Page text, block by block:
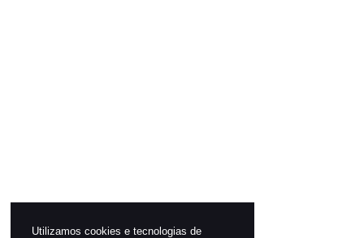
Utilizamos cookies e tecnologias de